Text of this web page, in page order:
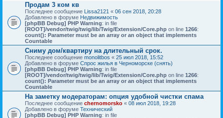
Продам 3 ком кв
Последнее сообщение Lissa2121 « 06 сен 2018, 20:28
Добавлено в форуме Недвижимость
[phpBB Debug] PHP Warning: in file
[ROOT]/vendor/twig/twig/lib/Twig/Extension/Core.php on line 1266:
count(): Parameter must be an array or an object that implements
Countable
Сниму дом/квартиру на длительный срок.
Последнее сообщение monolitbos « 25 июл 2018, 15:52
Добавлено в форуме Спрос жилья в Черноморске (снять)
[phpBB Debug] PHP Warning: in file
[ROOT]/vendor/twig/twig/lib/Twig/Extension/Core.php on line 1266:
count(): Parameter must be an array or an object that implements
Countable
На заметку модераторам: опция удобной чистки спама
Последнее сообщение chernomorsko « 08 июл 2018, 19:28
Добавлено в форуме Технический
[phpBB Debug] PHP Warning: in file